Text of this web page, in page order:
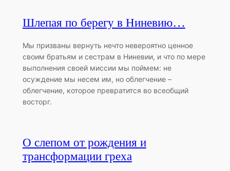
Шлепая по берегу в Ниневию…
Mы призваны вернуть нечто невероятно ценное
своим братьям и сестрам в Ниневии, и что по мере
выполнения своей миссии мы поймем: не
осуждение мы несем им, но облегчение –
облегчение, которое превратится во всеобщий
восторг.
О слепом от рождения и
трансформации греха